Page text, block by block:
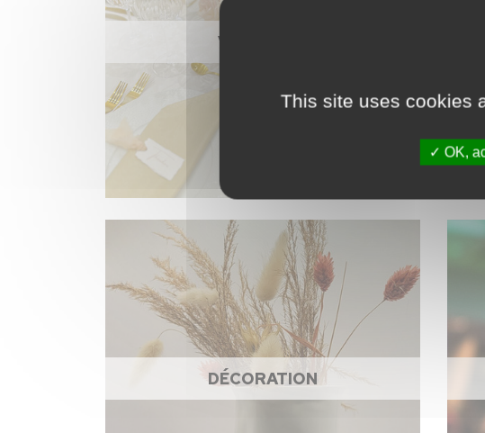
VAISSELLE
DÉCORATION
This site uses cookies
OK,